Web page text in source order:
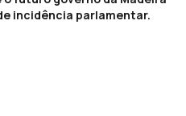
incidência parlamentar.